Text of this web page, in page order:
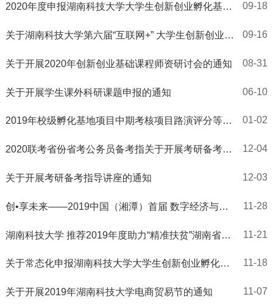
2020年度申报湖南科技大学大学生创新创业孵化基地
09-18
关于湖南科技大学第六届“互联网+” 大学生创新创业大
09-16
关于开展2020年创新创业基础课程师资研讨会的通知 08-31
关于开展学生课外科研课题申报的通知 06-10
2019年校级孵化基地项目中期考核项目路演评分等级
01-02
2020联考省份省考公务员备考指关于开展考研备考指
12-04
关于开展考研备考指导讲座的通知 12-03
创•享未来——2019中国（湘潭）首届 数字经济与智
11-28
湖南科技大学 推荐2019年度助力“精准扶贫”湖南省大
名单的公示
11-21
关于常态化申报湖南科技大学大学生创新创业孵化基
11-18
关于开展2019年湖南科技大学电商贸易节的通知 11-07